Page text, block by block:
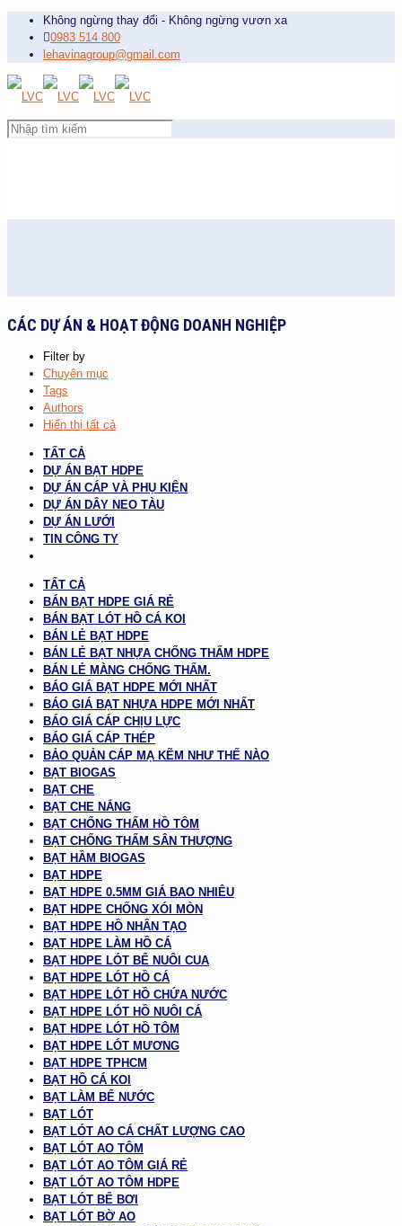
Không ngừng thay đổi - Không ngừng vươn xa
0983 514 800
lehavinagroup@gmail.com
CÁC DỰ ÁN & HOẠT ĐỘNG DOANH NGHIỆP
Filter by
Chuyên mục
Tags
Authors
Hiển thị tất cả
TẤT CẢ
DỰ ÁN BẠT HDPE
DỰ ÁN CÁP VÀ PHỤ KIỆN
DỰ ÁN DÂY NEO TÀU
DỰ ÁN LƯỚI
TIN CÔNG TY
TẤT CẢ
BÁN BẠT HDPE GIÁ RẺ
BÁN BẠT LÓT HỒ CÁ KOI
BÁN LẺ BẠT HDPE
BÁN LẺ BẠT NHỰA CHỐNG THẤM HDPE
BÁN LẺ MÀNG CHỐNG THẤM.
BÁO GIÁ BẠT HDPE MỚI NHẤT
BÁO GIÁ BẠT NHỰA HDPE MỚI NHẤT
BÁO GIÁ CÁP CHỊU LỰC
BÁO GIÁ CÁP THÉP
BẢO QUẢN CÁP MẠ KẼM NHƯ THẾ NÀO
BẠT BIOGAS
BẠT CHE
BẠT CHE NẮNG
BẠT CHỐNG THẤM HỒ TÔM
BẠT CHỐNG THẤM SÂN THƯỢNG
BẠT HẦM BIOGAS
BẠT HDPE
BẠT HDPE 0.5MM GIÁ BAO NHIÊU
BẠT HDPE CHỐNG XÓI MÒN
BẠT HDPE HỒ NHÂN TẠO
BẠT HDPE LÀM HỒ CÁ
BẠT HDPE LÓT BỂ NUÔI CUA
BẠT HDPE LÓT HỒ CÁ
BẠT HDPE LÓT HỒ CHỨA NƯỚC
BẠT HDPE LÓT HỒ NUÔI CÁ
BẠT HDPE LÓT HỒ TÔM
BẠT HDPE LÓT MƯƠNG
BẠT HDPE TPHCM
BẠT HỒ CÁ KOI
BẠT LÀM BỂ NƯỚC
BẠT LÓT
BẠT LÓT AO CÁ CHẤT LƯỢNG CAO
BẠT LÓT AO TÔM
BẠT LÓT AO TÔM GIÁ RẺ
BẠT LÓT AO TÔM HDPE
BẠT LÓT BỂ BƠI
BẠT LÓT BỜ AO